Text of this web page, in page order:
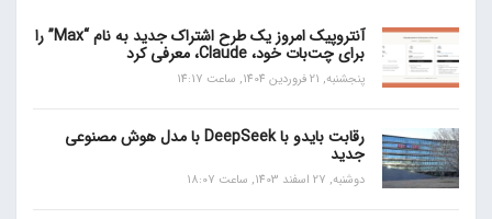
آنتروپیک امروز یک طرح اشتراک جدید به نام “Max” را
برای چت‌بات خود، Claude، معرفی کرد
پنجشنبه, 21 فروردین 1404, ساعت 14:17
رقابت بایدو با DeepSeek با مدل هوش مصنوعی
جدید
دوشنبه, 27 اسفند 1403, ساعت 18:07